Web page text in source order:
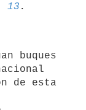
13
de esta